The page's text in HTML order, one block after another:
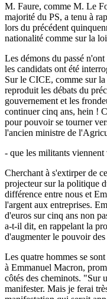
M. Faure, comme M. Le
majorité du PS, a tenu à
lors du précédent
nationalité comme sur la
Les démons du passé
les candidats ont été
Sur le CICE, comme sur
reproduit les débats du
gouvernement et les
continuer cinq ans, hein !
pour pouvoir se tourner
l'ancien ministre de
- que les militants viennent
Cherchant à s'extirper de
projecteur sur la politique
différence entre nous et
l'argent aux entreprises.
d'euros sur cinq ans non
a-t-il dit, en rappelant la
d'augmenter le pouvoir des
Les quatre hommes se
à Emmanuel Macron,
côtés des cheminots. "Sur
manifester. Mais je ferai